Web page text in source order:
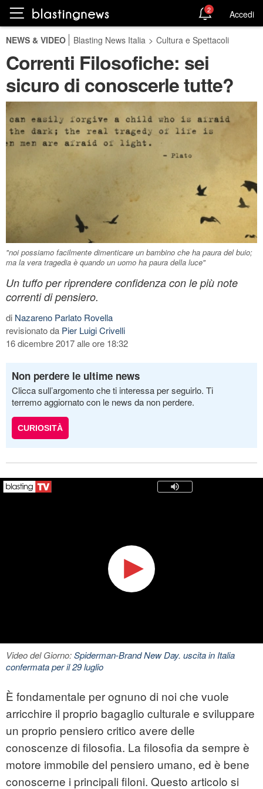
2 Accedi
NEWS & VIDEO Blasting News Italia > Cultura e Spettacoli
Correnti Filosofiche: sei
sicuro di conoscerle tutte?
"noi possiamo facilmente dimenticare un bambino che ha paura del buio;
ma la vera tragedia è quando un uomo ha paura della luce"
Un tuffo per riprendere confidenza con le più note
correnti di pensiero.
di Nazareno Parlato Rovella
revisionato da Pier Luigi Crivelli
16 dicembre 2017 alle ore 18:32
Non perdere le ultime news
Clicca sull’argomento che ti interessa per seguirlo. Ti
terremo aggiornato con le news da non perdere.
CURIOSITÀ
Video del Giorno:Spiderman-Brand New Day. uscita in Italia
confermata per il 29 luglio
È fondamentale per ognuno di noi che vuole
arricchire il proprio bagaglio culturale e sviluppare
un proprio pensiero critico avere delle
conoscenze di filosofia. La filosofia da sempre è
motore immobile del pensiero umano, ed è bene
conoscerne i principali filoni. Questo articolo si